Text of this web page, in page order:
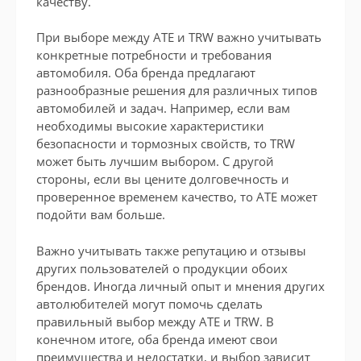
При выборе между ATE и TRW важно учитывать
конкретные потребности и требования
автомобиля. Оба бренда предлагают
разнообразные решения для различных типов
автомобилей и задач. Например, если вам
необходимы высокие характеристики
безопасности и тормозных свойств, то TRW
может быть лучшим выбором. С другой
стороны, если вы цените долговечность и
проверенное временем качество, то ATE может
подойти вам больше.
Важно учитывать также репутацию и отзывы
других пользователей о продукции обоих
брендов. Иногда личный опыт и мнения других
автолюбителей могут помочь сделать
правильный выбор между ATE и TRW. В
конечном итоге, оба бренда имеют свои
преимущества и недостатки, и выбор зависит